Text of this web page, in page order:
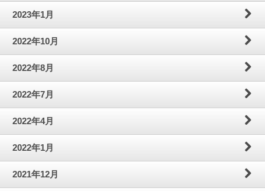
2023年1月
2022年10月
2022年8月
2022年7月
2022年4月
2022年1月
2021年12月